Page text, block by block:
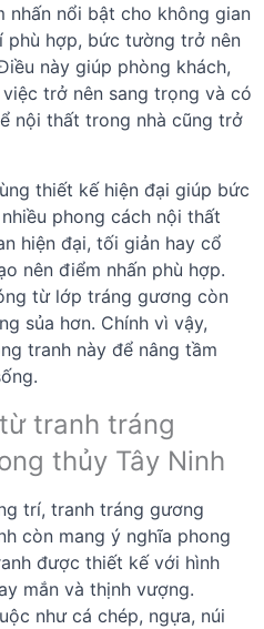
nhấn nổi bật cho không gian
phù hợp, bức tường trở nên
này giúp phòng khách,
trở nên sang trọng và có
nội thất trong nhà cũng trở
thiết kế hiện đại giúp bức
phong cách nội thất
hiện đại, tối giản hay cổ
nên điểm nhấn phù hợp.
từ lớp tráng gương còn
sủa hơn. Chính vì vậy,
tranh này để nâng tầm
tranh tráng
thủy Tây Ninh
trí, tranh tráng gương
còn mang ý nghĩa phong
được thiết kế với hình
mắn và thịnh vượng.
như cá chép, ngựa, núi